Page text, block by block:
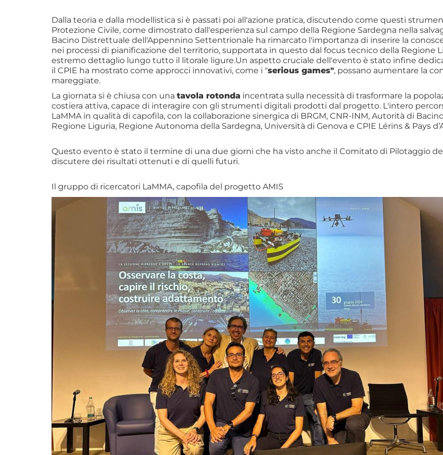
Dalla teoria e dalla modellistica si è passati poi all'azione pratica, discutendo come questi
Protezione Civile, come dimostrato dall'esperienza sul campo della Regione Sardegna nella
Bacino Distrettuale dell'Appennino Settentrionale ha rimarcato l'importanza di inserire la
nei processi di pianificazione del territorio, supportata in questo dal focus tecnico della Regione
estremo dettaglio lungo tutto il litorale ligure.Un aspetto cruciale dell'evento è stato infine
il CPIE ha mostrato come approcci innovativi, come i "serious games", possano aumentare la
mareggiate.
La giornata si è chiusa con una tavola rotonda incentrata sulla necessità di trasformare la
costiera attiva, capace di interagire con gli strumenti digitali prodotti dal progetto. L'intero
LaMMA in qualità di capofila, con la collaborazione sinergica di BRGM, CNR-INM, Autorità di
Regione Liguria, Regione Autonoma della Sardegna, Università di Genova e CPIE Lérins & Pays
Questo evento è stato il termine di una due giorni che ha visto anche il Comitato di Pilotaggio
discutere dei risultati ottenuti e di quelli futuri.
Il gruppo di ricercatori LaMMA, capofila del progetto AMIS